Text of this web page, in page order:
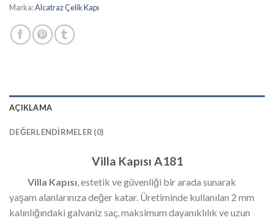
Marka:Alcatraz Çelik Kapı
AÇIKLAMA
DEĞERLENDIRMELER (0)
Villa Kapısı A181
Villa Kapısı, estetik ve güvenliği bir arada sunarak
yaşam alanlarınıza değer katar. Üretiminde kullanılan 2 mm
kalınlığındaki galvaniz saç, maksimum dayanıklılık ve uzun